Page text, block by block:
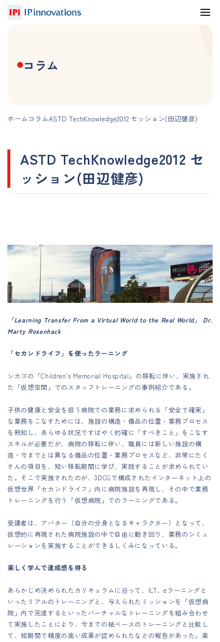
コラム
ホーム コラムASTD TechKnowledge2012 セッション(田辺健彦)
ASTD TechKnowledge2012 セ
ッション(田辺健彦)
「Learning Transfer From a Virtual World to the Real World」 Dr.
Marty Rosenhack
「セカンドライフ」を使ったラーニング
シカゴの「Children’s Memorial Hospital」の移転に伴い、実施され
た「仮想空間」でのスタッフトレーニングの事例紹介である。
子供の健康と安全を担う病院での業務に求められる「安全で確実」
な業務をこなすためには、施設の構造・備品の位置・業務プロセス
を熟知し、あらゆる状況ですばやく的確に「すべきこと」をこなす
スキルが必要だが、病院の移転に伴い、職員には新しい施設の構
造・今までとは異なる備品の位置・業務プロセスなど、非常にたく
さんの項目を、短い移転期間に学び、実践することが求められてい
た。そこで実施されたのが、3DCGで構成されたインターネット上の
仮想世界「セカンドライフ」内に病院施設を再現し、その中で業務
トレーニングを行う「仮想病院」でのラーニングである。
受講者は、アバター（自分の分身となるキャラクター）となって、
仮想的に再現された病院施設の中で自由に動き回り、業務のシミュ
レーションを実施することができるしくみになっている。
楽しく学んで達成感を得る
あらかじめ決められたカリキュラムに沿って、ILT、eラーニングと
いったリアルのトレーニングと、与えられたミッションを「仮想病
院」内で完遂するといったバーチャルなトレーニングを組み合わせ
て実施したことにより、今までの紙ベースのトレーニングと比較し
て、短期間で精度の高い成果が認められたなどの報告があった。楽